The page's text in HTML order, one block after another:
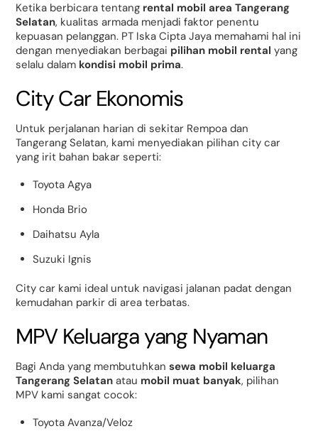
Ketika berbicara tentang rental mobil area Tangerang
Selatan, kualitas armada menjadi faktor penentu
kepuasan pelanggan. PT Iska Cipta Jaya memahami hal ini
dengan menyediakan berbagai pilihan mobil rental yang
selalu dalam kondisi mobil prima.
City Car Ekonomis
Untuk perjalanan harian di sekitar Rempoa dan
Tangerang Selatan, kami menyediakan pilihan city car
yang irit bahan bakar seperti:
Toyota Agya
Honda Brio
Daihatsu Ayla
Suzuki Ignis
City car kami ideal untuk navigasi jalanan padat dengan
kemudahan parkir di area terbatas.
MPV Keluarga yang Nyaman
Bagi Anda yang membutuhkansewa mobil keluarga
Tangerang Selatan atau mobil muat banyak, pilihan
MPV kami sangat cocok:
Toyota Avanza/Veloz